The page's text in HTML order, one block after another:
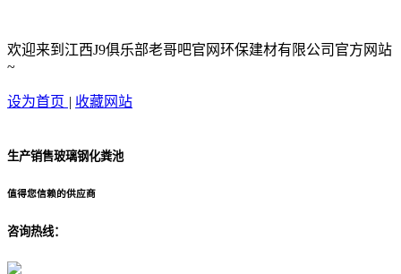
欢迎来到江西J9俱乐部老哥吧官网环保建材有限公司官方网站
~
设为首页 | 收藏网站
生产销售玻璃钢化粪池
值得您信赖的供应商
咨询热线：